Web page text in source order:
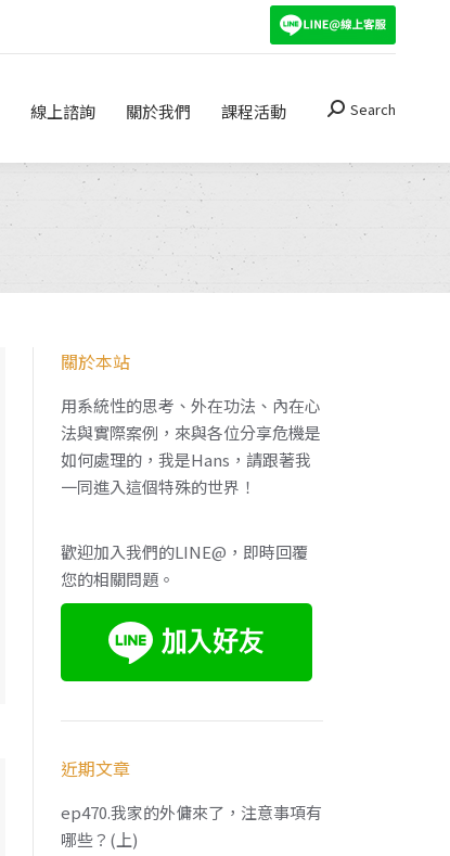
線上諮詢 關於我們 課程活動 Search:
Search
關於本站
用系統性的思考、外在功法、內在心
法與實際案例，來與各位分享危機是
如何處理的，我是Hans，請跟著我
一同進入這個特殊的世界！
歡迎加入我們的LINE@，即時回覆
您的相關問題。
近期文章
ep470.我家的外傭來了，注意事項有
哪些？(上)